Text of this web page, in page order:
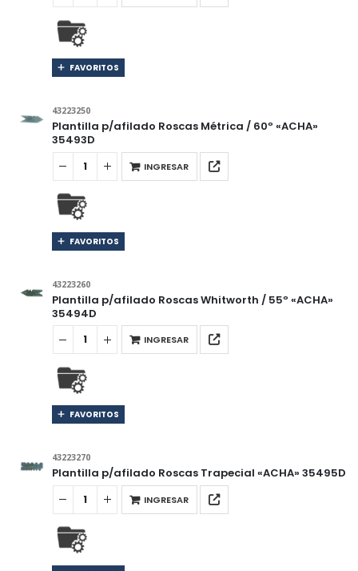
FAVORITOS
43223250
Plantilla p/afilado Roscas Métrica / 60º «ACHA»
35493D
INGRESAR
FAVORITOS
43223260
Plantilla p/afilado Roscas Whitworth / 55º «ACHA»
35494D
INGRESAR
FAVORITOS
43223270
Plantilla p/afilado Roscas Trapecial «ACHA» 35495D
INGRESAR